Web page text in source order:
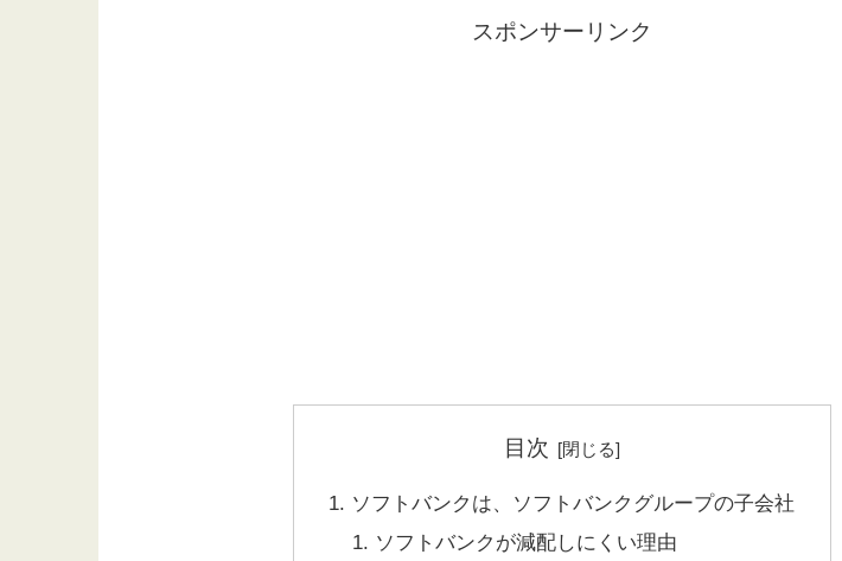
スポンサーリンク
目次
ソフトバンクは、ソフトバンクグループの子会社
ソフトバンクが減配しにくい理由